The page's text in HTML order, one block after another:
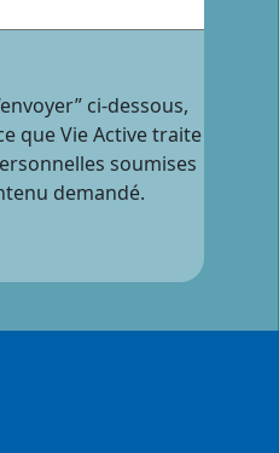
ci-dessous,
que Vie Active traite
soumises
demandé.